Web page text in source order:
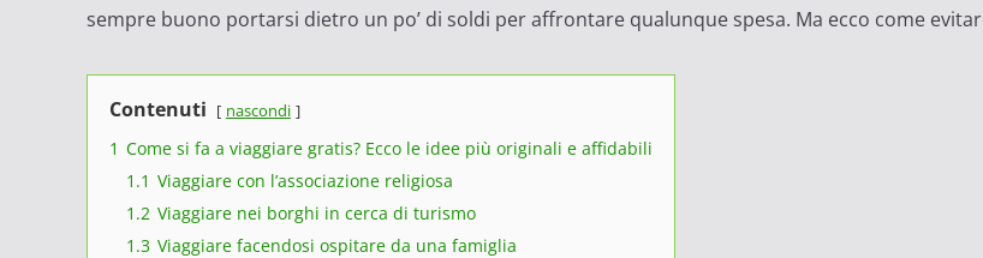
sempre buono portarsi dietro un po’ di soldi per affrontare qualunque spesa. Ma ecco come
Contenuti nascondi
1 Come si fa a viaggiare gratis? Ecco le idee più originali e affidabili
1.1 Viaggiare con l’associazione religiosa
1.2 Viaggiare nei borghi in cerca di turismo
1.3 Viaggiare facendosi ospitare da una famiglia